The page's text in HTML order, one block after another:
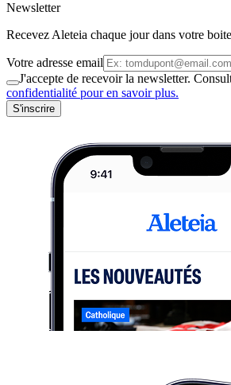
Newsletter
Recevez Aleteia chaque jour dans votre
Votre adresse email
J'accepte de recevoir la newsletter.
confidentialité pour en savoir plus.
S'inscrire